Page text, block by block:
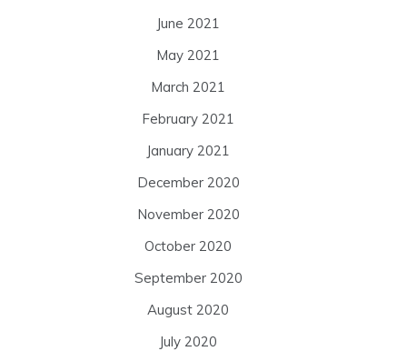
June 2021
May 2021
March 2021
February 2021
January 2021
December 2020
November 2020
October 2020
September 2020
August 2020
July 2020